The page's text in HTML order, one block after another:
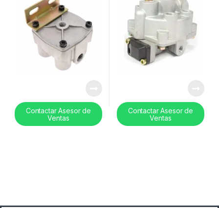
Contactar Asesor de
Ventas
Contactar Asesor de
Ventas